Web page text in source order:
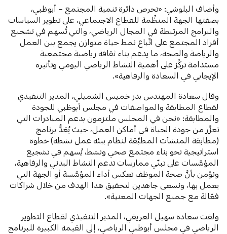
وأضاف البلوشي: «تحرص دائرة تنمية المجتمع – أبوظبي،
بصفتها الجهة المنظِّمة للقطاع الاجتماعي، على تطوير السياسات
والبرامج المرتبطة في المجال الرياضي، والتي تُسهم في تشجيع
أفراد المجتمع على اتّباع نمط حياة متوازن يجمع بين العمل
والرياضة والصحة، ما يدعم بناء ثقافة رياضية مجتمعية
مستدامة تركِّز على أهمية النشاط الرياضي اليومي وتأثيره
الإيجابي في السعادة والرفاهية».
وقال سعادة المهندس بدر خميس الشميلي، المدير التنفيذي
لقطاع المطابقة والمواصفات في مجلس أبوظبي للجودة
والمطابقة: «نحن في المجلس ملتزمون بدعم المبادرات التي
تعزِّز من جودة الحياة في أماكن العمل، حيث يُعَدُّ برنامج
(مطابقة المنشآت المطبِّقة لنظام بيئة عمل نشطة) خطوة
استراتيجية نحو بناء مجتمع صحي ونشط، يُسهم في تشجيع
المؤسَّسات على تبنّي ممارسات تدعم النشاط البدني والرفاهية،
ونؤمن بأنَّ صحة الموظف تعكس أداء المؤسَّسة أو الجهة التي
يعمل بها، ونسعى جاهدين لتحقيق هذا الهدف من خلال شراكات
فعّالة مع جميع الجهات المعنية».
ولفت سعادة سهيل العريفي، المدير التنفيذي لقطاع التطوير
الرياضي في مجلس أبوظبي الرياضي، إلى القيمة الكبيرة للبرنامج